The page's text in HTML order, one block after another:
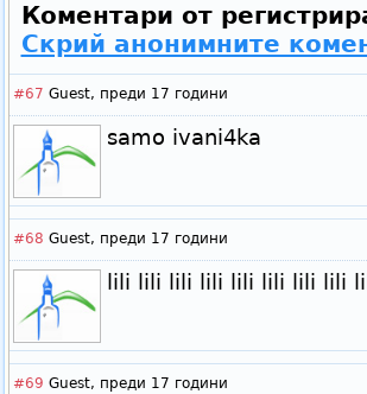
Коментари от
Скрий анонимните
#67 Guest, преди 17 години
samo ivani4ka
#68 Guest, преди 17 години
lili lili lili lili lili lili lili lili
#69 Guest, преди 17 години